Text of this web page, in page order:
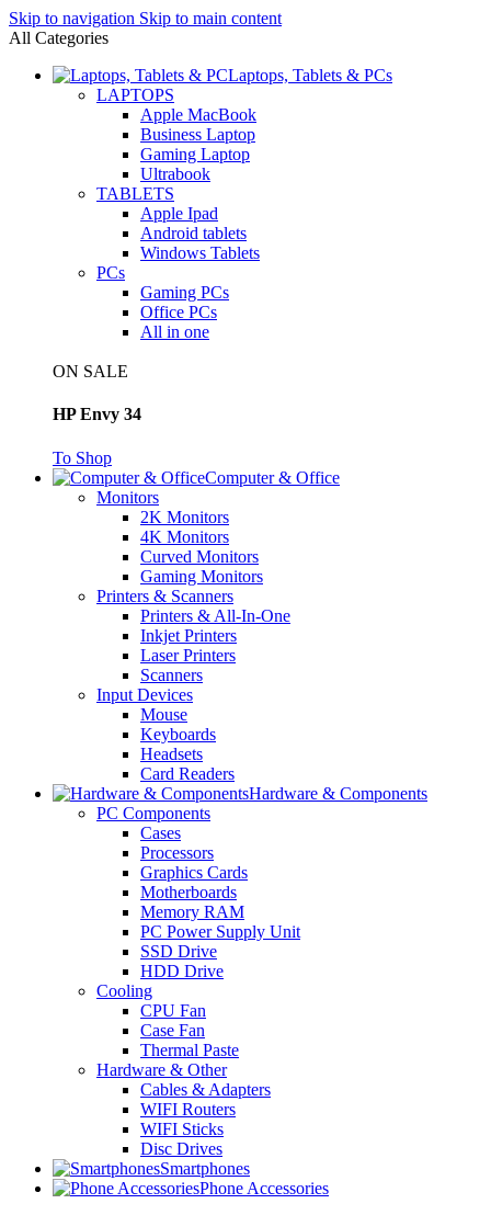
Skip to navigation Skip to main content
All Categories
Laptops, Tablets & PCs
LAPTOPS
Apple MacBook
Business Laptop
Gaming Laptop
Ultrabook
TABLETS
Apple Ipad
Android tablets
Windows Tablets
PCs
Gaming PCs
Office PCs
All in one
ON SALE
HP Envy 34
To Shop
Computer & Office
Monitors
2K Monitors
4K Monitors
Curved Monitors
Gaming Monitors
Printers & Scanners
Printers & All-In-One
Inkjet Printers
Laser Printers
Scanners
Input Devices
Mouse
Keyboards
Headsets
Card Readers
Hardware & Components
PC Components
Cases
Processors
Graphics Cards
Motherboards
Memory RAM
PC Power Supply Unit
SSD Drive
HDD Drive
Cooling
CPU Fan
Case Fan
Thermal Paste
Hardware & Other
Cables & Adapters
WIFI Routers
WIFI Sticks
Disc Drives
Smartphones
Phone Accessories